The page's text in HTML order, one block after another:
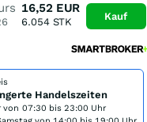
16,52 EUR
6.054STK Kauf
Handelszeiten
von 07:30 bis 23:00 Uhr